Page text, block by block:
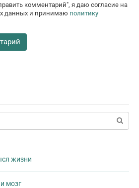
комментарий", я даю согласие на
данных и принимаю политику
жизни
мозг